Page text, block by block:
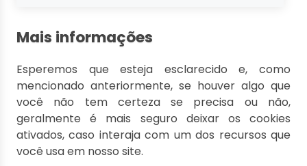
Mais informações
Esperemos que esteja esclarecido e, como
mencionado anteriormente, se houver algo que
você não tem certeza se precisa ou não,
geralmente é mais seguro deixar os cookies
ativados, caso interaja com um dos recursos que
você usa em nosso site.